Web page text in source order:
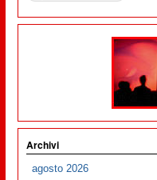
Archivi
agosto 2026